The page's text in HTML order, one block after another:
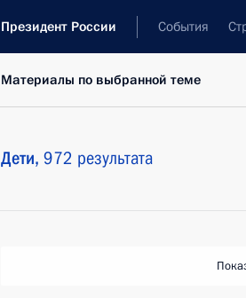
Президент России События
Материалы по выбранной теме
Дети, 972 результата